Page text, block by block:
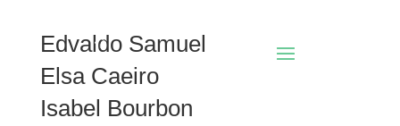
Edvaldo Samuel
Elsa Caeiro
Isabel Bourbon